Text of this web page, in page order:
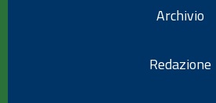
Archivio
Redazione